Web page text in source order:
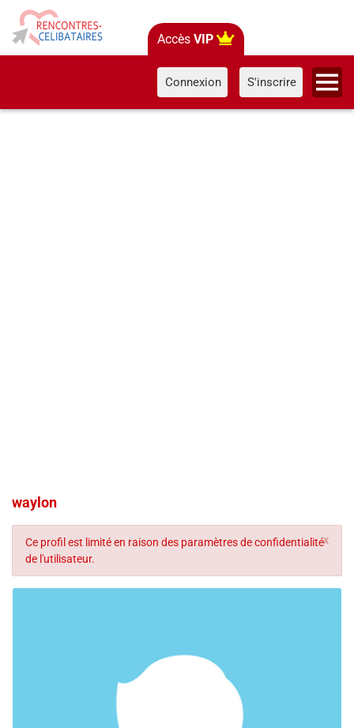
Accès VIP
Connexion S'inscrire
waylon
x
Ce profil est limité en raison des paramètres de confidentialité
de l'utilisateur.